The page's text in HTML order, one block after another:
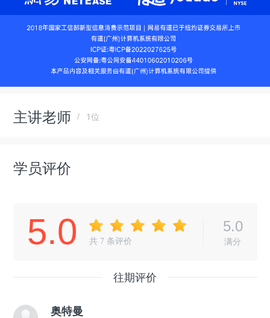
主讲老师 1位
学员评价
5.0 共 7 条评价
5.0
满分
往期评价
奥特曼